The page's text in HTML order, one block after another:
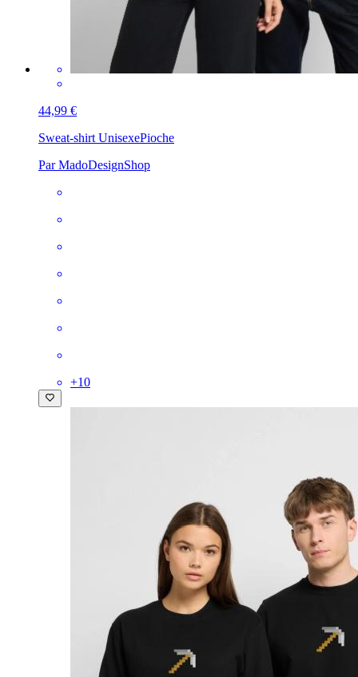
44,99 €
Sweat-shirt UnisexePioche
Par MadoDesignShop
+10